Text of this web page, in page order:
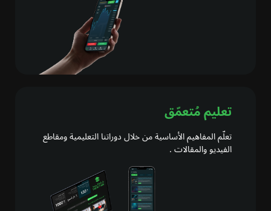
تعليم مُتعمّق
تعلّم المفاهيم الأساسية من خلال دوراتنا التعليمية ومقاطع
الفيديو والمقالات .